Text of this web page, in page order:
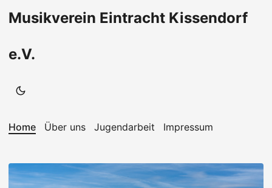
Musikverein Eintracht Kissendorf
e.V.
Home Über uns Jugendarbeit Impressum